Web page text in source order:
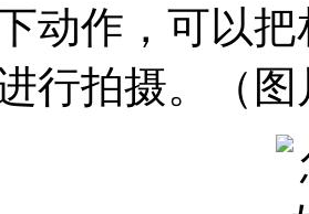
动作，可以
行拍摄。（